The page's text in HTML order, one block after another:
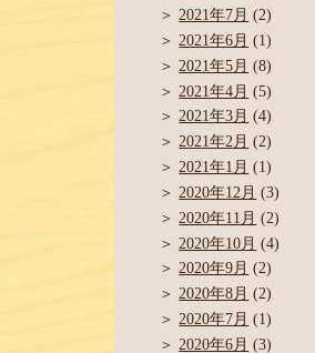
2021年7月 (2)
2021年6月 (1)
2021年5月 (8)
2021年4月 (5)
2021年3月 (4)
2021年2月 (2)
2021年1月 (1)
2020年12月 (3)
2020年11月 (2)
2020年10月 (4)
2020年9月 (2)
2020年8月 (2)
2020年7月 (1)
2020年6月 (3)